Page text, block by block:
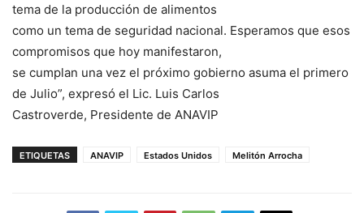
tema de la producción de alimentos
como un tema de seguridad nacional. Esperamos que esos
compromisos que hoy manifestaron,
se cumplan una vez el próximo gobierno asuma el primero
de Julio”, expresó el Lic. Luis Carlos
Castroverde, Presidente de ANAVIP
ETIQUETAS ANAVIP Estados Unidos Melitón Arrocha